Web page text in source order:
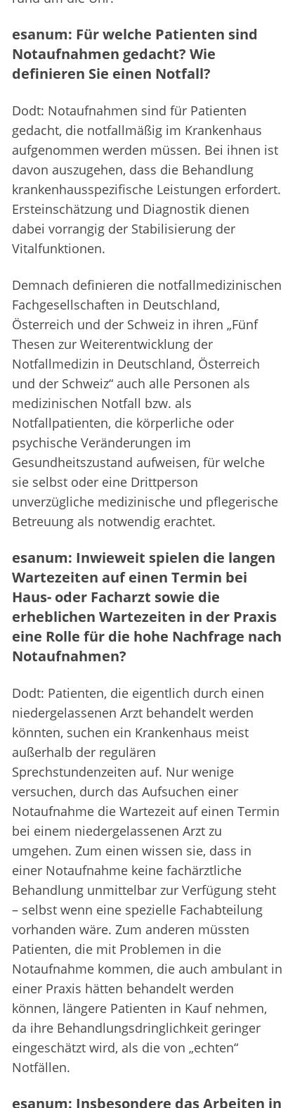
esanum: Für welche Patienten sind
Notaufnahmen gedacht? Wie
definieren Sie einen Notfall?
Dodt: Notaufnahmen sind für Patienten
gedacht, die notfallmäßig im Krankenhaus
aufgenommen werden müssen. Bei ihnen ist
davon auszugehen, dass die Behandlung
krankenhausspezifische Leistungen erfordert.
Ersteinschätzung und Diagnostik dienen
dabei vorrangig der Stabilisierung der
Vitalfunktionen.
Demnach definieren die notfallmedizinischen
Fachgesellschaften in Deutschland,
Österreich und der Schweiz in ihren „Fünf
Thesen zur Weiterentwicklung der
Notfallmedizin in Deutschland, Österreich
und der Schweiz“ auch alle Personen als
medizinischen Notfall bzw. als
Notfallpatienten, die körperliche oder
psychische Veränderungen im
Gesundheitszustand aufweisen, für welche
sie selbst oder eine Drittperson
unverzügliche medizinische und pflegerische
Betreuung als notwendig erachtet.
esanum: Inwieweit spielen die langen
Wartezeiten auf einen Termin bei
Haus- oder Facharzt sowie die
erheblichen Wartezeiten in der Praxis
eine Rolle für die hohe Nachfrage nach
Notaufnahmen?
Dodt: Patienten, die eigentlich durch einen
niedergelassenen Arzt behandelt werden
könnten, suchen ein Krankenhaus meist
außerhalb der regulären
Sprechstundenzeiten auf. Nur wenige
versuchen, durch das Aufsuchen einer
Notaufnahme die Wartezeit auf einen Termin
bei einem niedergelassenen Arzt zu
umgehen. Zum einen wissen sie, dass in
einer Notaufnahme keine fachärztliche
Behandlung unmittelbar zur Verfügung steht
– selbst wenn eine spezielle Fachabteilung
vorhanden wäre. Zum anderen müssten
Patienten, die mit Problemen in die
Notaufnahme kommen, die auch ambulant in
einer Praxis hätten behandelt werden
können, längere Patienten in Kauf nehmen,
da ihre Behandlungsdringlichkeit geringer
eingeschätzt wird, als die von „echten“
Notfällen.
esanum: Insbesondere das Arbeiten in